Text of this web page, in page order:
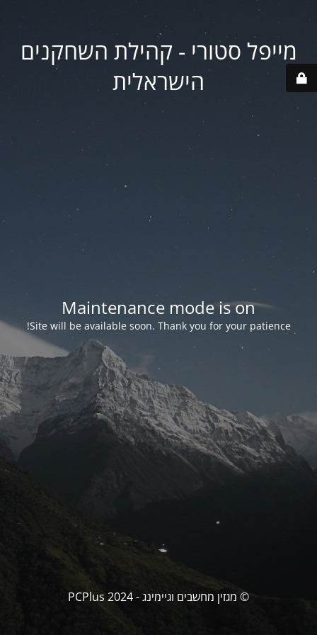
מייפל סטורי - קהילת השחקנים
הישראלית
Maintenance mode is on
Site will be available soon. Thank you for your patience!
© מגזין מחשבים וגיימינג - PCPlus 2024